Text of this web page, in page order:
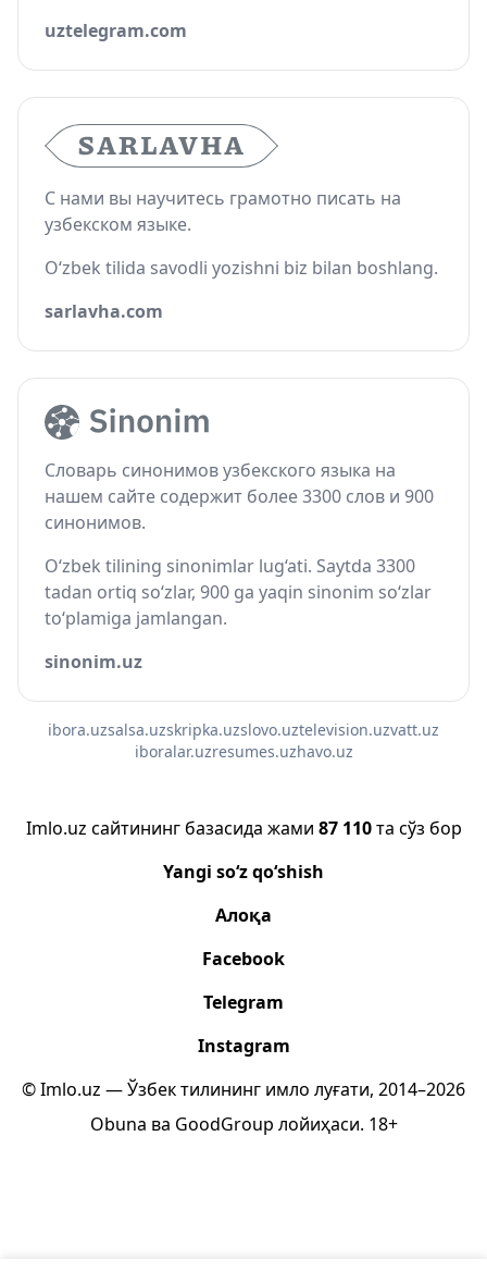
uztelegram.com
С нами вы научитесь грамотно писать на
узбекском языке.
O‘zbek tilida savodli yozishni biz bilan boshlang.
sarlavha.com
Словарь синонимов узбекского языка на
нашем сайте содержит более 3300 слов и 900
синонимов.
O‘zbek tilining sinonimlar lug‘ati. Saytda 3300
tadan ortiq so‘zlar, 900 ga yaqin sinonim so‘zlar
to‘plamiga jamlangan.
sinonim.uz
ibora.uzsalsa.uzskripka.uzslovo.uztelevision.uzvatt.uz
iboralar.uzresumes.uzhavo.uz
Imlo.uz сайтининг базасида жами 87 110та сўз бор
Yangi so‘z qo‘shish
Алоқа
Facebook
Telegram
Instagram
© Imlo.uz — Ўзбек тилининг имло луғати, 2014–2026
Obuna ва GoodGroup лойиҳаси. 18+